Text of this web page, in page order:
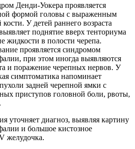
Денди-Уокера проявляется
формой головы с выраженным
У детей раннего возраста
поднятие вверх тенториума
жидкости в полости черепа.
проявляется синдромом
при этом иногда выявляются
и поражение черепных нервов. У
симптоматика напоминает
задней черепной ямки с
приступов головной боли, рвоты,
уточняет диагноз, выявляя картину
и большое кистозное
желудочка.